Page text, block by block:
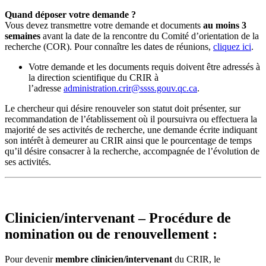
Quand déposer votre demande ?
Vous devez transmettre votre demande et documents au moins 3
semaines avant la date de la rencontre du Comité d’orientation de la
recherche (COR). Pour connaître les dates de réunions, cliquez ici.
Votre demande et les documents requis doivent être adressés à
la direction scientifique du CRIR à
l’adresse administration.crir@ssss.gouv.qc.ca.
Le chercheur qui désire renouveler son statut doit présenter, sur
recommandation de l’établissement où il poursuivra ou effectuera la
majorité de ses activités de recherche, une demande écrite indiquant
son intérêt à demeurer au CRIR ainsi que le pourcentage de temps
qu’il désire consacrer à la recherche, accompagnée de l’évolution de
ses activités.
Clinicien/intervenant – Procédure de
nomination ou de renouvellement :
Pour devenirmembre clinicien/intervenant du CRIR, le